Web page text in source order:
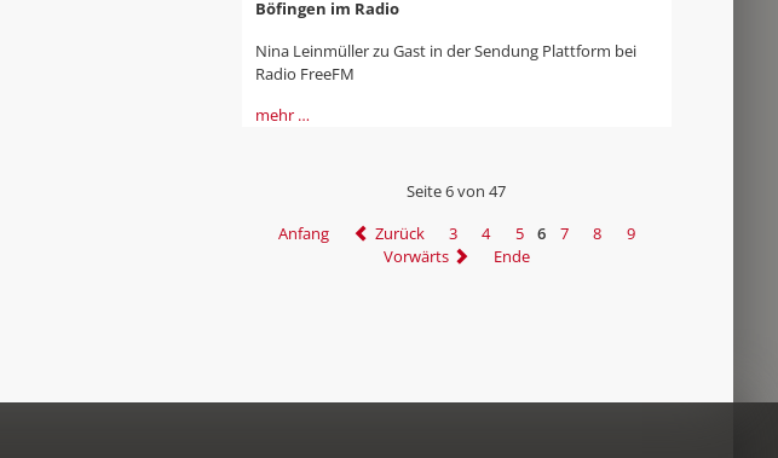
Böfingen im Radio
Nina Leinmüller zu Gast in der Sendung Plattform bei
Radio FreeFM
mehr …
Seite 6 von 47
Anfang
Zurück 3 4 5 6 7 8
9
Vorwärts
Ende